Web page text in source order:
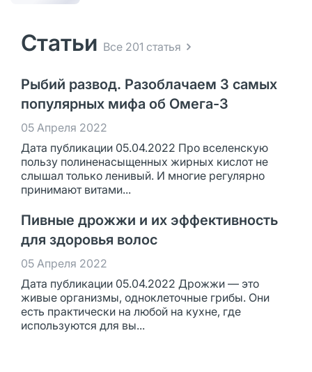
Статьи Все 201 статья
Рыбий развод. Разоблачаем 3 самых
популярных мифа об Омега-3
05 Апреля 2022
Дата публикации 05.04.2022 Про вселенскую
пользу полиненасыщенных жирных кислот не
слышал только ленивый. И многие регулярно
принимают витами...
Пивные дрожжи и их эффективность
для здоровья волос
05 Апреля 2022
Дата публикации 05.04.2022 Дрожжи — это
живые организмы, одноклеточные грибы. Они
есть практически на любой на кухне, где
используются для вы...